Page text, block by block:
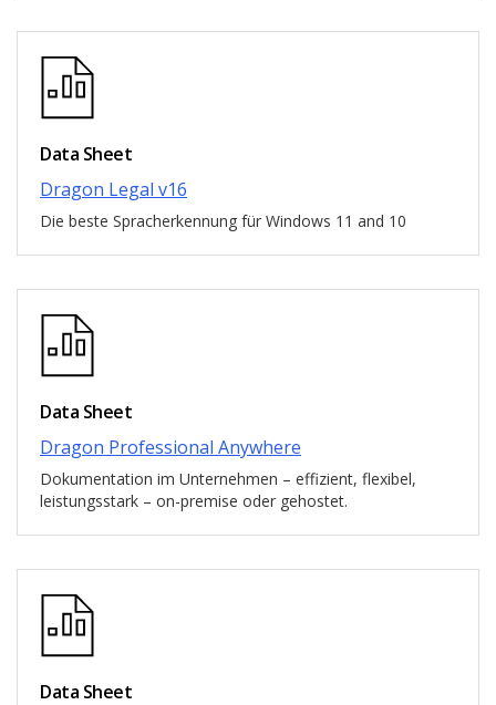
Data Sheet
Dragon Legal v16
Die beste Spracherkennung für Windows 11 and 10
Data Sheet
Dragon Professional Anywhere
Dokumentation im Unternehmen – effizient, flexibel,
leistungsstark – on-premise oder gehostet.
Data Sheet